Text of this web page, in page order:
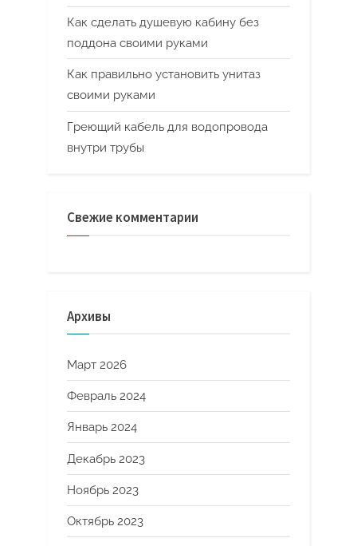
Как сделать душевую кабину без
поддона своими руками
Как правильно установить унитаз
своими руками
Греющий кабель для водопровода
внутри трубы
Свежие комментарии
Архивы
Март 2026
Февраль 2024
Январь 2024
Декабрь 2023
Ноябрь 2023
Октябрь 2023